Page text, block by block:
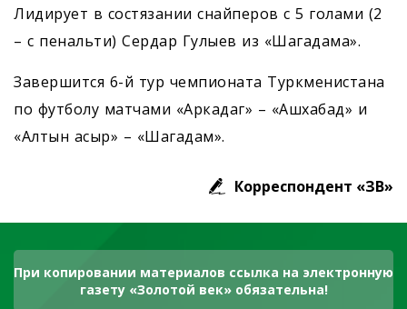
Лидирует в состязании снайперов с 5 голами (2
– с пенальти) Сердар Гулыев из «Шагадама».
Завершится 6-й тур чемпионата Туркменистана
по футболу матчами «Аркадаг» – «Ашхабад» и
«Алтын асыр» – «Шагадам».
Корреспондент «ЗВ»
При копировании материалов ссылка на электронную
газету «Золотой век» обязательна!